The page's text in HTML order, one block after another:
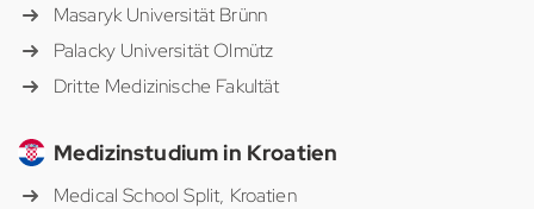
Masaryk Universität Brünn
Palacky Universität Olmütz
Dritte Medizinische Fakultät
Medizinstudium in Kroatien
Medical School Split, Kroatien